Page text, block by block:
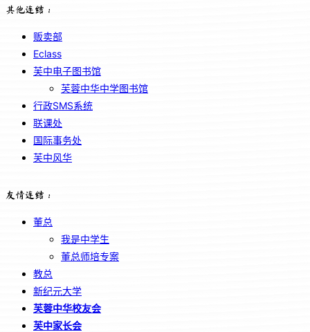
其他连结：
贩卖部
Eclass
芙中电子图书馆
芙蓉中华中学图书馆
行政SMS系统
联课处
国际事务处
芙中风华
友情连结：
董总
我是中学生
董总师培专案
教总
新纪元大学
芙蓉中华校友会
芙中家长会